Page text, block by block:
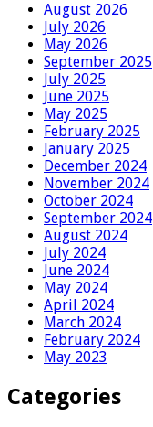
August 2026
July 2026
May 2026
September 2025
July 2025
June 2025
May 2025
February 2025
January 2025
December 2024
November 2024
October 2024
September 2024
August 2024
July 2024
June 2024
May 2024
April 2024
March 2024
February 2024
May 2023
Categories